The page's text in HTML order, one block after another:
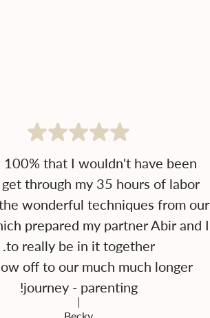
100% that I wouldn't have been
through my 35 hours of labor
wonderful techniques from our
prepared my partner Abir and I
off to our much much longer
journey - parenting!